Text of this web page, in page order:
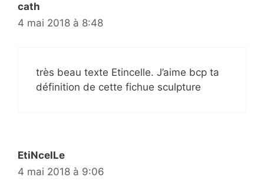
cath
4 mai 2018 à 8:48
très beau texte Etincelle. J’aime bcp ta
définition de cette fichue sculpture
EtiNcelLe
4 mai 2018 à 9:06